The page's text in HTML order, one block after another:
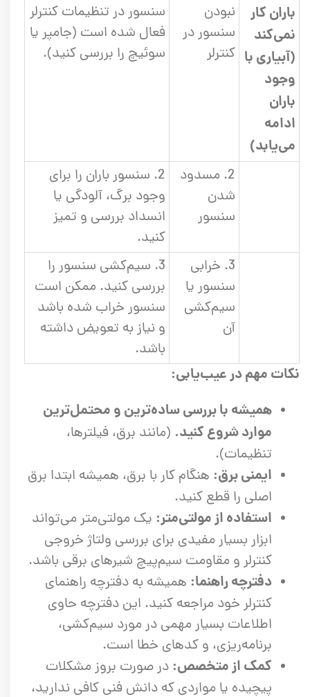
باران کار
نمی‌کند
(آبیاری با
وجود
باران
ادامه
می‌یابد)
نبودن
سنسور در
کنترلر
سنسور در تنظیمات کنترلر
فعال شده است (جامپر یا
سوئیچ را بررسی کنید).
2. مسدود
شدن
سنسور
2. سنسور باران را برای
وجود برگ، آلودگی یا
انسداد بررسی و تمیز
کنید.
3. خرابی
سنسور یا
سیم‌کشی
آن
3. سیم‌کشی سنسور را
بررسی کنید. ممکن است
سنسور خراب شده باشد
و نیاز به تعویض داشته
باشد.
نکات مهم در عیب‌یابی:
همیشه با بررسی ساده‌ترین و محتمل‌ترین
موارد شروع کنید. (مانند برق، فیلترها،
تنظیمات).
ایمنی برق: هنگام کار با برق، همیشه ابتدا برق
اصلی را قطع کنید.
استفاده از مولتی‌متر: یک مولتی‌متر می‌تواند
ابزار بسیار مفیدی برای بررسی ولتاژ خروجی
کنترلر و مقاومت سیم‌پیچ شیرهای برقی باشد.
دفترچه راهنما: همیشه به دفترچه راهنمای
کنترلر خود مراجعه کنید. این دفترچه حاوی
اطلاعات بسیار مهمی در مورد سیم‌کشی،
برنامه‌ریزی، و کدهای خطا است.
کمک از متخصص: در صورت بروز مشکلات
پیچیده یا مواردی که دانش فنی کافی ندارید،